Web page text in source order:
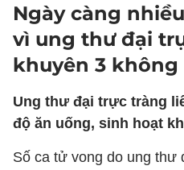
Ngày càng
vì ung thư đại
khuyên 3 không
Ung thư đại trực tràng
độ ăn uống, sinh hoạt
Số ca tử vong do ung thư